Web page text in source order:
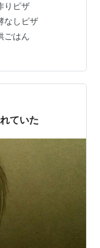
発酵の時
方には無
。 そんなとき、
ライパンでつく
っちゃいます
」を叶…
りピザ
なしピザ
ごはん
ていた